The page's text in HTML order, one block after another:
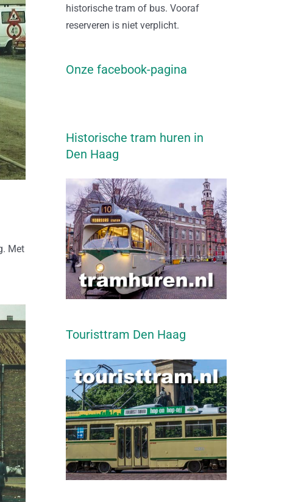
Met
historische tram of bus. Vooraf
reserveren is niet verplicht.
Onze facebook-pagina
Historische tram huren in
Den Haag
Touristtram Den Haag